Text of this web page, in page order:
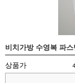
비치가방 수영복 파
상품가